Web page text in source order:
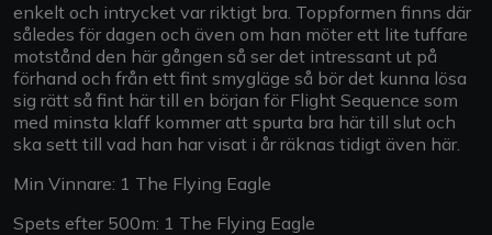
enkelt och intrycket var riktigt bra. Toppformen finns där
således för dagen och även om han möter ett lite tuffare
motstånd den här gången så ser det intressant ut på
förhand och från ett fint smygläge så bör det kunna lösa
sig rätt så fint här till en början för Flight Sequence som
med minsta klaff kommer att spurta bra här till slut och
ska sett till vad han har visat i år räknas tidigt även här.
Min Vinnare: 1 The Flying Eagle
Spets efter 500m: 1 The Flying Eagle